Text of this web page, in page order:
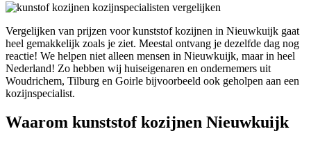
Vergelijken van prijzen voor kunststof kozijnen in Nieuwkuijk gaat
heel gemakkelijk zoals je ziet. Meestal ontvang je dezelfde dag nog
reactie! We helpen niet alleen mensen in Nieuwkuijk, maar in heel
Nederland! Zo hebben wij huiseigenaren en ondernemers uit
Woudrichem, Tilburg en Goirle bijvoorbeeld ook geholpen aan een
kozijnspecialist.
Waarom kunststof kozijnen Nieuwkuijk